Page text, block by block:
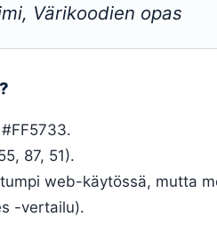
Värikoodien opas
87, 51).
web-käytössä, mutta
-vertailu).